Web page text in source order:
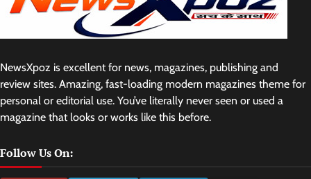
NewsXpoz is excellent for news, magazines, publishing and
review sites. Amazing, fast-loading modern magazines theme for
personal or editorial use. You’ve literally never seen or used a
magazine that looks or works like this before.
Follow Us On: